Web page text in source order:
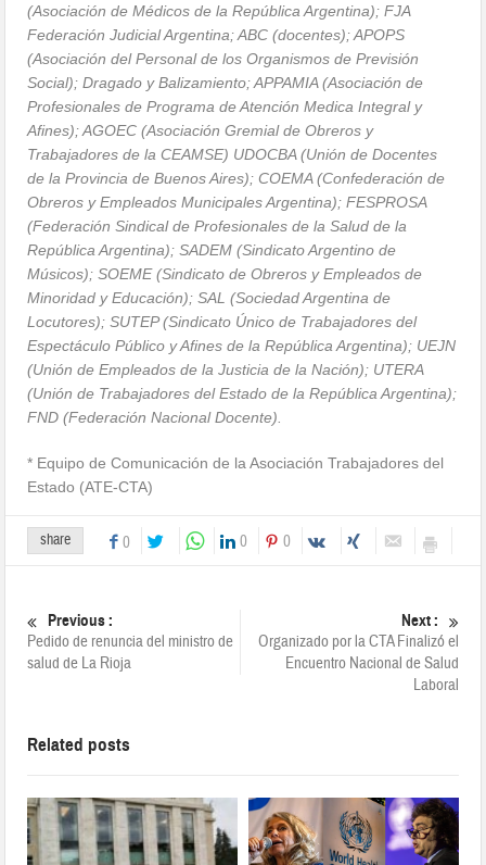
(Asociación de Médicos de la República Argentina); FJA
Federación Judicial Argentina; ABC (docentes); APOPS
(Asociación del Personal de los Organismos de Previsión
Social); Dragado y Balizamiento; APPAMIA (Asociación de
Profesionales de Programa de Atención Medica Integral y
Afines); AGOEC (Asociación Gremial de Obreros y
Trabajadores de la CEAMSE) UDOCBA (Unión de Docentes
de la Provincia de Buenos Aires); COEMA (Confederación de
Obreros y Empleados Municipales Argentina); FESPROSA
(Federación Sindical de Profesionales de la Salud de la
República Argentina); SADEM (Sindicato Argentino de
Músicos); SOEME (Sindicato de Obreros y Empleados de
Minoridad y Educación); SAL (Sociedad Argentina de
Locutores); SUTEP (Sindicato Único de Trabajadores del
Espectáculo Público y Afines de la República Argentina); UEJN
(Unión de Empleados de la Justicia de la Nación); UTERA
(Unión de Trabajadores del Estado de la República Argentina);
FND (Federación Nacional Docente).
* Equipo de Comunicación de la Asociación Trabajadores del
Estado (ATE-CTA)
share 0 0 0
Previous :
Pedido de renuncia del ministro de
salud de La Rioja
Next :
Organizado por la CTA Finalizó el
Encuentro Nacional de Salud
Laboral
Related posts